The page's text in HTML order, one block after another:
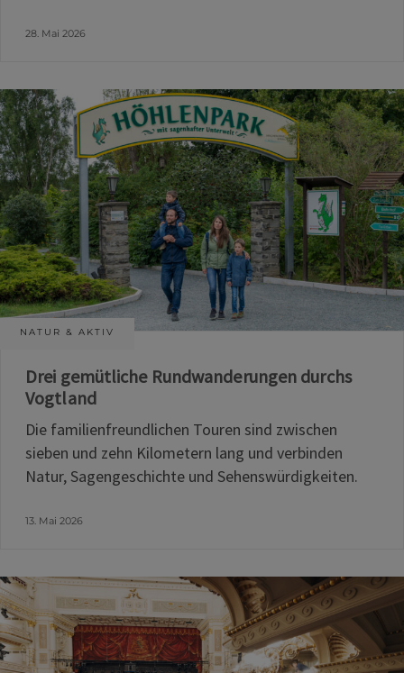
28. Mai 2026
NATUR & AKTIV
Drei gemütliche Rundwanderungen durchs
Vogtland
Die familienfreundlichen Touren sind zwischen
sieben und zehn Kilometern lang und verbinden
Natur, Sagengeschichte und Sehenswürdigkeiten.
13. Mai 2026